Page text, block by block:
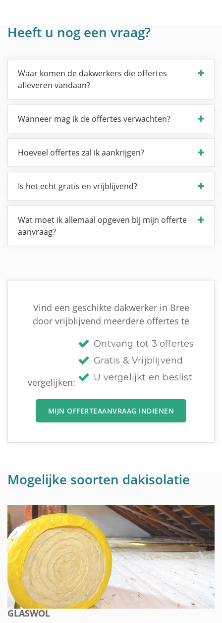
Heeft u nog een vraag?
Waar komen de dakwerkers die offertes
afleveren vandaan?
Wanneer mag ik de offertes verwachten?
Hoeveel offertes zal ik aankrijgen?
Is het echt gratis en vrijblijvend?
Wat moet ik allemaal opgeven bij mijn offerte
aanvraag?
Vind een geschikte dakwerker in Bree
door vrijblijvend meerdere offertes te
vergelijken:
Ontvang tot 3 offertes
Gratis & Vrijblijvend
U vergelijkt en beslist
MIJN OFFERTEAANVRAAG INDIENEN
Mogelijke soorten dakisolatie
GLASWOL